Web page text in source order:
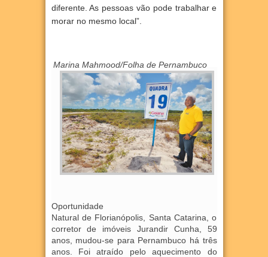
diferente. As pessoas vão pode trabalhar e
morar no mesmo local”.
Marina Mahmood/Folha de Pernambuco
Oportunidade
Natural de Florianópolis, Santa Catarina, o
corretor de imóveis Jurandir Cunha, 59
anos, mudou-se para Pernambuco há três
anos. Foi atraído pelo aquecimento do